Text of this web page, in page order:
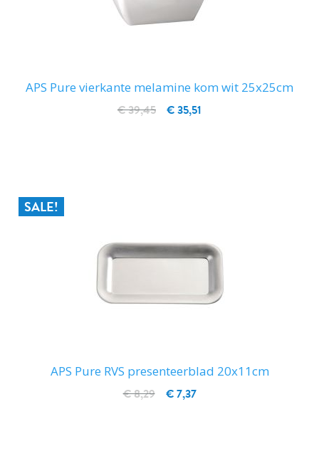
APS Pure vierkante melamine kom wit 25x25cm
€ 35,51
€ 39,45
SALE!
APS Pure RVS presenteerblad 20x11cm
€ 7,37
€ 8,29